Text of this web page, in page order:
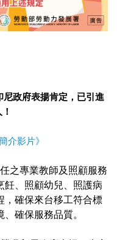
政府表揚肯定，已引進
介影片》
之專業教師及照顧服務
飪、照顧幼兒、照護病
確保來台移工符合標
確保服務品質。